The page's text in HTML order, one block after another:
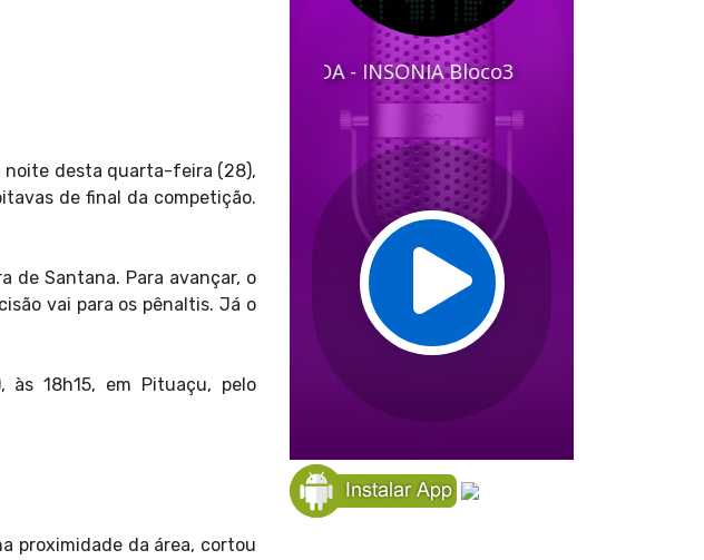
noite desta quarta-feira (28),
de final da competição.
de Santana. Para avançar, o
vai para os pênaltis. Já o
18h15, em Pituaçu, pelo
proximidade da área, cortou